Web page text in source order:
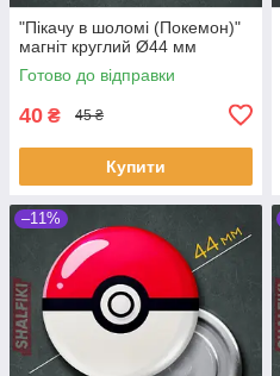
"Пікачу в шоломі (Покемон)"
магніт круглий Ø44 мм
Готово до відправки
40 ₴ 45 ₴
Купити
–11%